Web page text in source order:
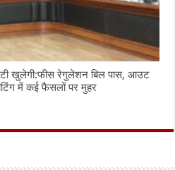
खुलेगी:फीस रेगुलेशन बिल पास, आउट
में कई फैसलों पर मुहर